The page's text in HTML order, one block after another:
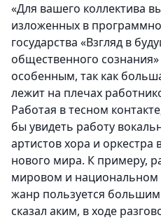
«Для вашего коллектива
изложенных в
государства «Взгляд в
общественного
особенным, так как
лежит на плечах
Работая в тесном
бы увидеть работу
артистов хора и оркестра
нового мира. К примеру,
мировом и национальном
жанр пользуется
сказал аким, в ходе